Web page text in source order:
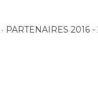
PARTENAIRES 2016 -